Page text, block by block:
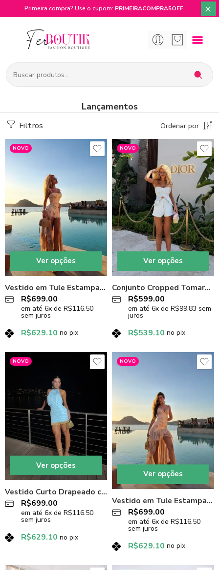
Primeira compra? Use o cupom: PRIMEIRACOMPRA5OFF ×
Lançamentos
Filtros Ordenar por
NOVO
Ver opções
Vestido em Tule Estampado
R$699.00
em até 6x de R$116.50
sem juros
R$629.10 no pix
NOVO
Ver opções
Conjunto Cropped Tomara que Caia e Shorts Azul
R$599.00
em até 6x de R$99.83 sem
juros
R$539.10 no pix
NOVO
Ver opções
Vestido Curto Drapeado com Pedrarias
R$699.00
em até 6x de R$116.50
sem juros
R$629.10 no pix
NOVO
Ver opções
Vestido em Tule Estampado com Corset e Saia Assimétrica
R$699.00
em até 6x de R$116.50
sem juros
R$629.10 no pix